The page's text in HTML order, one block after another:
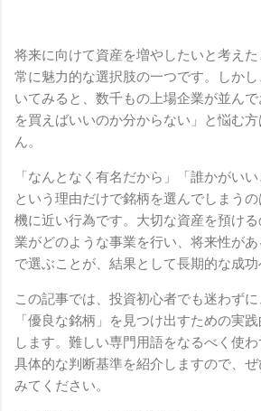
将来に向けて資産を増やしたいと考え
常に魅力的な選択肢の一つです。しか
いてみると、数千もの上場企業が並ん
を買えばいいのか分からない」と悩む
ん。
「なんとなく有名だから」「誰かがいい
という理由だけで銘柄を選んでしまう
機に近い行為です。大切な資産を預け
業がどのような事業を行い、将来性が
で選ぶことが、結果として長期的な成功
この記事では、投資初心者でも迷わず
「優良な銘柄」を見つけ出すための実
します。難しい専門用語をなるべく使
具体的な判断基準を紹介しますので、
みてください。